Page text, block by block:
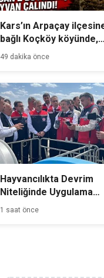
Kars’ın Arpaçay
bağlı Koçköy köyünde,
gece hırsızlık olayı
49 dakika önce
Hayvancılıkta Devrim
Niteliğinde Uygulama
Kars'tan Başladı
1 saat önce